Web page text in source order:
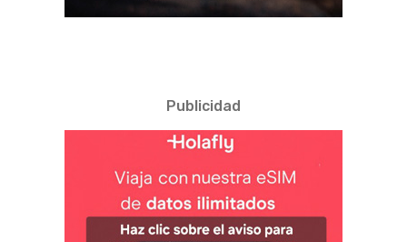
Publicidad